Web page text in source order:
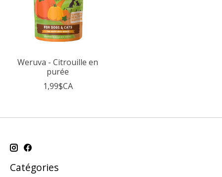
Weruva - Citrouille en
purée
1,99$CA
Catégories